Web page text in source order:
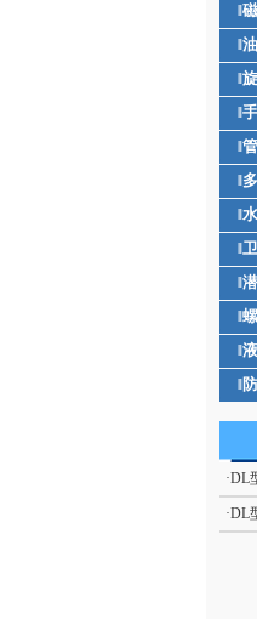
·DL型
·DL